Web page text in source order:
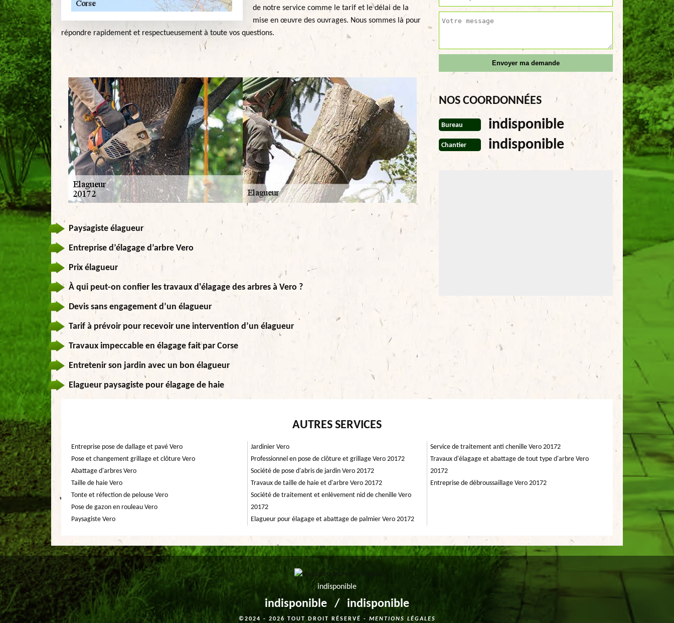
de notre service comme le tarif et le délai de la
mise en œuvre des ouvrages. Nous sommes là pour
répondre rapidement et respectueusement à toute vos questions.
Paysagiste élagueur
Entreprise d’élagage d’arbre Vero
Prix élagueur
À qui peut-on confier les travaux d'élagage des arbres à Vero ?
Devis sans engagement d’un élagueur
Tarif à prévoir pour recevoir une intervention d’un élagueur
Travaux impeccable en élagage fait par Corse
Entretenir son jardin avec un bon élagueur
Elagueur paysagiste pour élagage de haie
NOS COORDONNÉES
Bureau indisponible
Chantier indisponible
AUTRES SERVICES
Entreprise pose de dallage et pavé Vero
Pose et changement grillage et clôture Vero
Abattage d'arbres Vero
Taille de haie Vero
Tonte et réfection de pelouse Vero
Pose de gazon en rouleau Vero
Paysagiste Vero
Jardinier Vero
Professionnel en pose de clôture et grillage Vero 20172
Société de pose d'abris de jardin Vero 20172
Travaux de taille de haie et d'arbre Vero 20172
Société de traitement et enlèvement nid de chenille Vero
20172
Elagueur pour élagage et abattage de palmier Vero 20172
Service de traitement anti chenille Vero 20172
Travaux d'élagage et abattage de tout type d'arbre Vero
20172
Entreprise de débroussaillage Vero 20172
indisponible
indisponible / indisponible
©2024 - 2026 TOUT DROIT RÉSERVÉ - MENTIONS LÉGALES